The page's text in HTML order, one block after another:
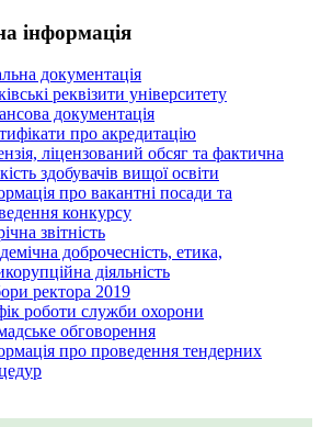
інформація
документація
реквізити університету
документація
про акредитацію
ліцензований обсяг та фактична
здобувачів вищої освіти
про вакантні посади та
конкурсу
звітність
доброчесність, етика,
діяльність
ректора 2019
роботи служби охорони
обговорення
про проведення тендерних